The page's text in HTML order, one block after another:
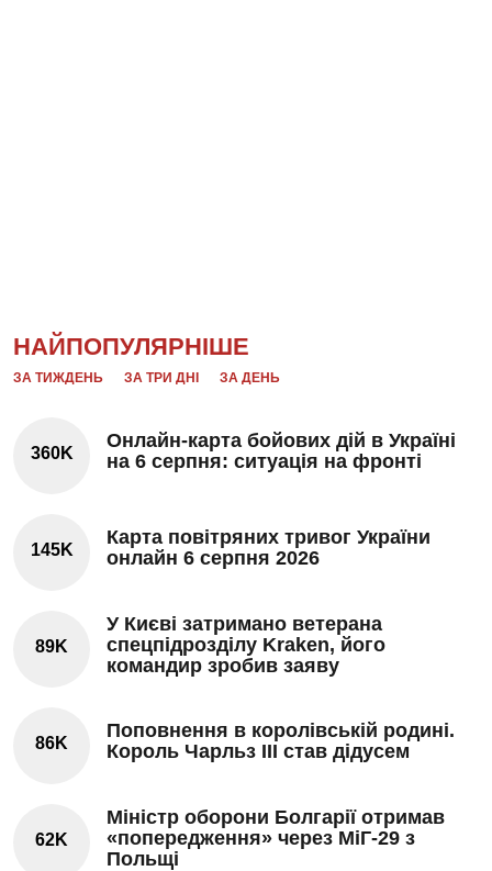
НАЙПОПУЛЯРНІШЕ
ЗА ТИЖДЕНЬ ЗА ТРИ ДНІ ЗА ДЕНЬ
360K
Онлайн-карта бойових дій в Україні
на 6 серпня: ситуація на фронті
145K
Карта повітряних тривог України
онлайн 6 серпня 2026
89K
У Києві затримано ветерана
спецпідрозділу Kraken, його
командир зробив заяву
86K
Поповнення в королівській родині.
Король Чарльз III став дідусем
62K
Міністр оборони Болгарії отримав
«попередження» через МіГ-29 з
Польщі